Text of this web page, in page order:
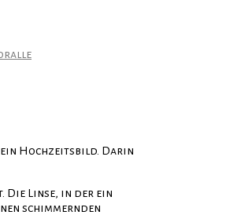
Hochzeitsbild. Darin
Die Linse, in der ein
schimmernden